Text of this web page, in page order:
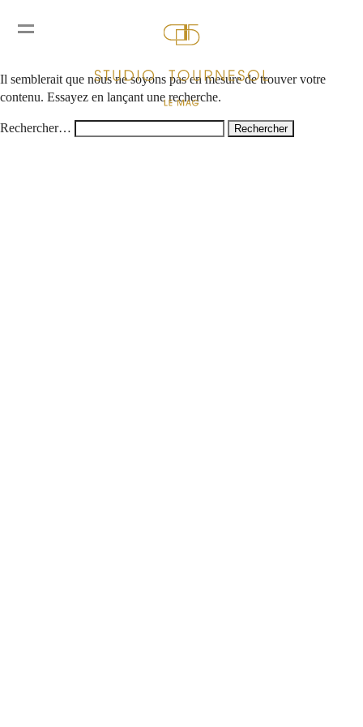
Rien ici
Il semblerait que nous ne soyons pas en mesure de trouver votre
contenu. Essayez en lançant une recherche.
Rechercher…